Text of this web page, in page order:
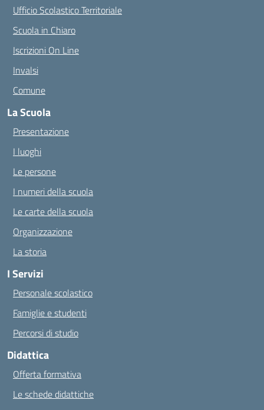
Ufficio Scolastico Territoriale
Scuola in Chiaro
Iscrizioni On Line
Invalsi
Comune
La Scuola
Presentazione
I luoghi
Le persone
I numeri della scuola
Le carte della scuola
Organizzazione
La storia
I Servizi
Personale scolastico
Famiglie e studenti
Percorsi di studio
Didattica
Offerta formativa
Le schede didattiche